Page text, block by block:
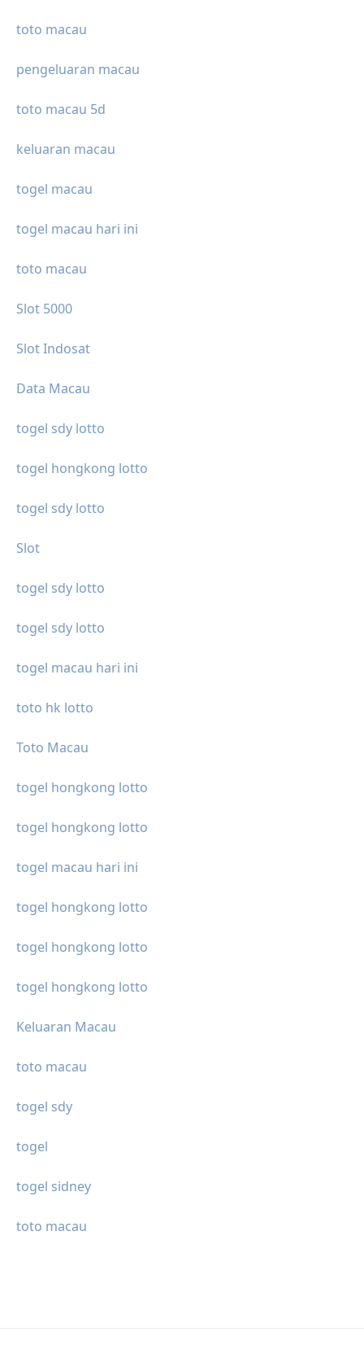
toto macau
pengeluaran macau
toto macau 5d
keluaran macau
togel macau
togel macau hari ini
toto macau
Slot 5000
Slot Indosat
Data Macau
togel sdy lotto
togel hongkong lotto
togel sdy lotto
Slot
togel sdy lotto
togel sdy lotto
togel macau hari ini
toto hk lotto
Toto Macau
togel hongkong lotto
togel hongkong lotto
togel macau hari ini
togel hongkong lotto
togel hongkong lotto
togel hongkong lotto
Keluaran Macau
toto macau
togel sdy
togel
togel sidney
toto macau